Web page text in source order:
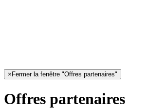
× Fermer la fenêtre "Offres partenaires"
Offres partenaires